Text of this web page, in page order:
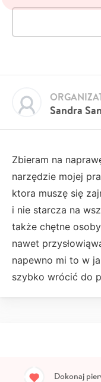
Sandra
Zbieram na
narzędzie mojej
ktora muszę się
i nie starcza na
także chętne
nawet
napewno mi to w
szybko wrócić do
Dokonaj